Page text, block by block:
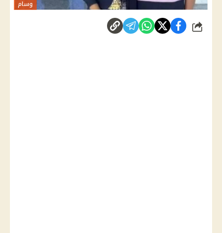
وسام
شارك